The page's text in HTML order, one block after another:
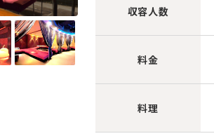
収容人数
料金
料理